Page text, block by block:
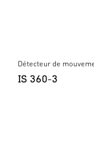
Détecteur de
IS 360-3